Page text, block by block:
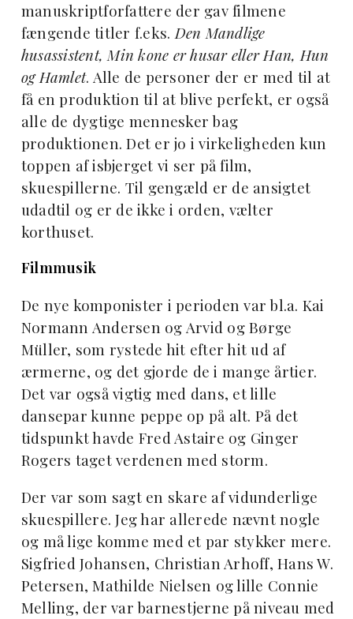
manuskriptforfattere der gav filmene
fængende titler f.eks.Den Mandlige
husassistent, Min kone er husar eller Han, Hun
og Hamlet. Alle de personer der er med til at
få en produktion til at blive perfekt, er også
alle de dygtige mennesker bag
produktionen. Det er jo i virkeligheden kun
toppen af isbjerget vi ser på film,
skuespillerne. Til gengæld er de ansigtet
udadtil og er de ikke i orden, vælter
korthuset.
Filmmusik
De nye komponister i perioden var bl.a. Kai
Normann Andersen og Arvid og Børge
Müller, som rystede hit efter hit ud af
ærmerne, og det gjorde de i mange årtier.
Det var også vigtig med dans, et lille
dansepar kunne peppe op på alt. På det
tidspunkt havde Fred Astaire og Ginger
Rogers taget verdenen med storm.
Der var som sagt en skare af vidunderlige
skuespillere. Jeg har allerede nævnt nogle
og må lige komme med et par stykker mere.
Sigfried Johansen, Christian Arhoff, Hans W.
Petersen, Mathilde Nielsen og lille Connie
Melling, der var barnestjerne på niveau med